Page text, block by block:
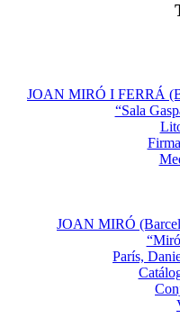
JOAN MIRÓ I FERRÁ
“Sala
JOAN MIRÓ
París,